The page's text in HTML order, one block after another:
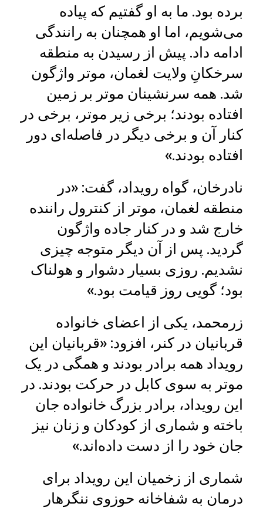
برده بود. ما به او گفتیم که پیاده
می‌شویم، اما او همچنان به رانندگی
ادامه داد. پیش از رسیدن به منطقه
سرخکانِ ولایت لغمان، موتر واژگون
شد. همه سرنشینان موتر بر زمین
افتاده بودند؛ برخی زیر موتر، برخی در
کنار آن و برخی دیگر در فاصله‌ای دور
افتاده بودند.»
نادرخان، گواه رویداد، گفت: «در
منطقه لغمان، موتر از کنترول راننده
خارج شد و در کنار جاده واژگون
گردید. پس از آن دیگر متوجه چیزی
نشدیم. روزی بسیار دشوار و هولناک
بود؛ گویی روز قیامت بود.»
زرمحمد، یکی از اعضای خانواده
قربانیان در کنر، افزود: «قربانیان این
رویداد همه برادر بودند و همگی در یک
موتر به سوی کابل در حرکت بودند. در
این رویداد، برادر بزرگ خانواده جان
باخته و شماری از کودکان و زنان نیز
جان خود را از دست داده‌اند.»
شماری از زخمیان این رویداد برای
درمان به شفاخانه حوزوی ننگرهار